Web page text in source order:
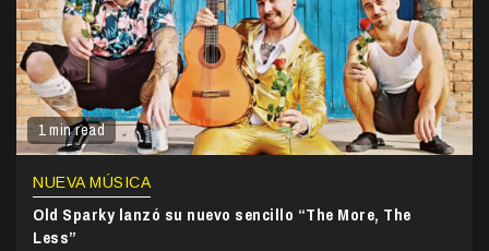
1 min read
NUEVA MÚSICA
Old Sparky lanzó su nuevo sencillo “The More, The
Less”